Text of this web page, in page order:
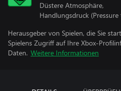
Düstere Atmosphäre,
Handlungsdruck
Herausgeber von Spielen, die Sie
Spielens Zugriff auf Ihre Xbox-
Daten. Weitere Informationen